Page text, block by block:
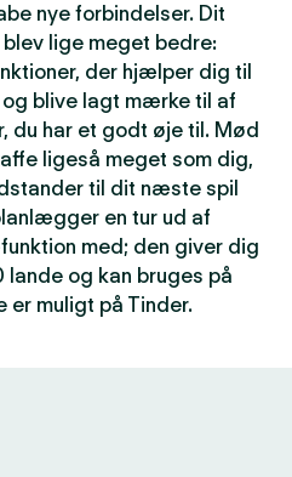
nye forbindelser. Dit
lige meget bedre:
der hjælper dig til
blive lagt mærke til af
du har et godt øje til. Mød
ligeså meget som dig,
til dit næste spil
en tur ud af
med; den giver dig
og kan bruges på
muligt på Tinder.